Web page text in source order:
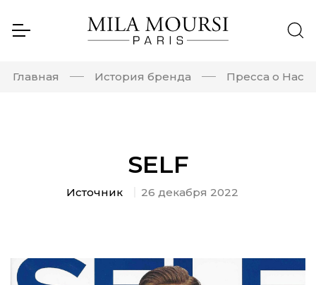
Главная История бренда Пресса о Нас
SELF
Источник 26 декабря 2022